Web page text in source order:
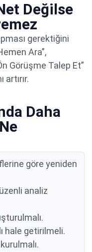
Değilse
gerektiğini
Ara”,
Görüşme Talep Et”
Daha
göre yeniden
analiz
hale getirilmeli.